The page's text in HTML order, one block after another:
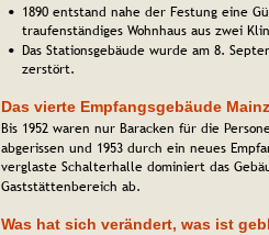
• 1890 entstand nahe der Festung eine
traufenständiges Wohnhaus aus zwei
• Das Stationsgebäude wurde am 8.
zerstört.
Das vierte Empfangsgebäude
Bis 1952 waren nur Baracken für die
abgerissen und 1953 durch ein neues
verglaste Schalterhalle dominiert das
Gaststättenbereich ab.
Was hat sich verändert, was ist